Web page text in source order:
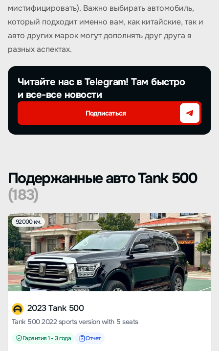
мистифицировать). Важно выбирать автомобиль,
который подходит именно вам, как китайские, так и
авто других марок могут дополнять друг друга в
разных аспектах.
Читайте нас в Telegram! Там быстро
и все-все новости
Подписаться
Подержанные авто Tank 500
(183)
92000 км.
2023 Tank 500
Tank 500 2022 sports version with 5 seats
Гарантия 1 - 3 года Отчет